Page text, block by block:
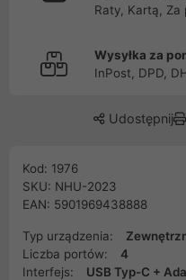
Raty, Kartą, Za
Wysyłka za
InPost, DPD,
Udostępnij
Kod: 1976
SKU: NHU-2023
EAN: 5901969438888
Typ urządzenia:
Liczba portów:
4
Interfejs:
USB Typ-C +